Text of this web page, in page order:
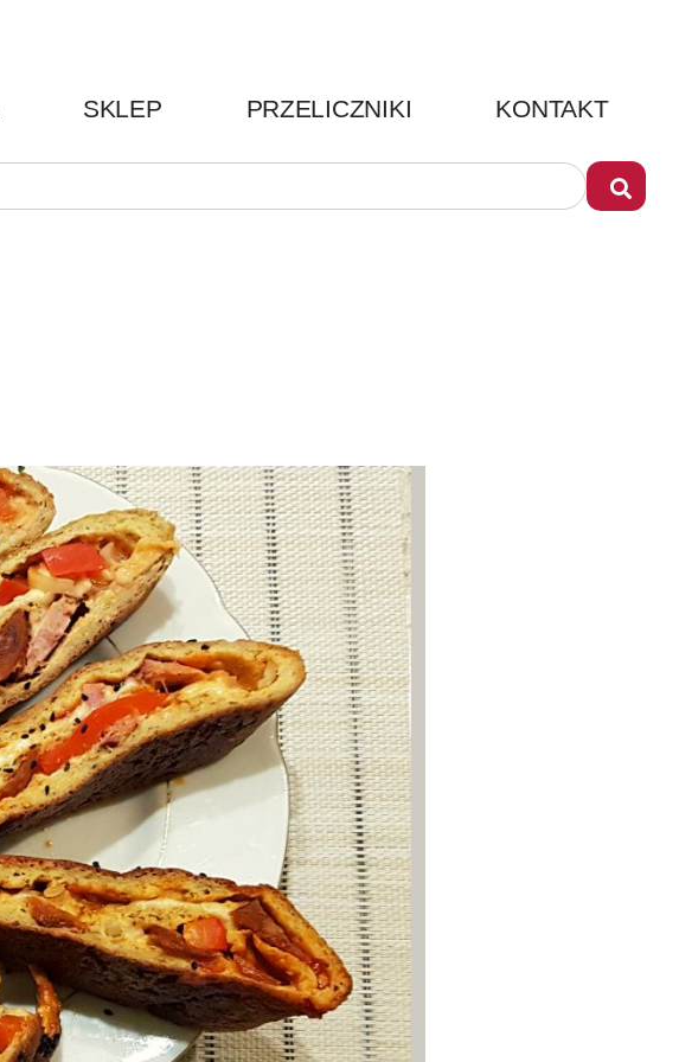
SKLEP PRZELICZNIKI KONTAKT